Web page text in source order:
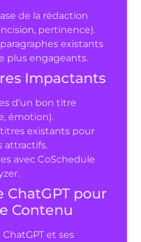
de la rédaction
pertinence).
existants
plus engageants.
Impactants
d’un bon titre
émotion).
existants pour
attractifs.
avec CoSchedule
pour
Contenu
et ses